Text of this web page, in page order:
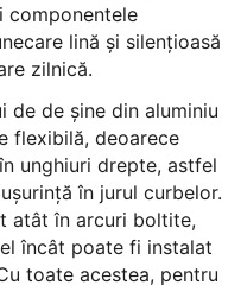
componentele
lină și silențioasă
zilnică.
de de șine din aluminiu
flexibilă, deoarece
unghiuri drepte, astfel
în jurul curbelor.
atât în arcuri boltite,
încât poate fi instalat
toate acestea, pentru